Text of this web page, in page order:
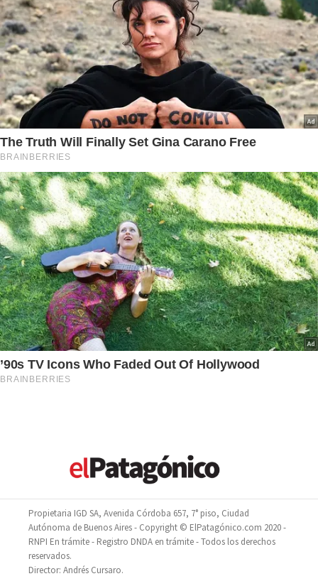
Propietaria IGD SA, Avenida Córdoba 657, 7° piso, Ciudad
Autónoma de Buenos Aires - Copyright © ElPatagónico.com 2020 -
RNPI En trámite - Registro DNDA en trámite - Todos los derechos
reservados.
Director: Andrés Cursaro.